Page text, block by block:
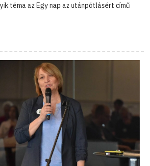
téma az Egy nap az utánpótlásért című